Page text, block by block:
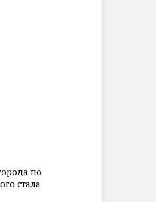
по
стала